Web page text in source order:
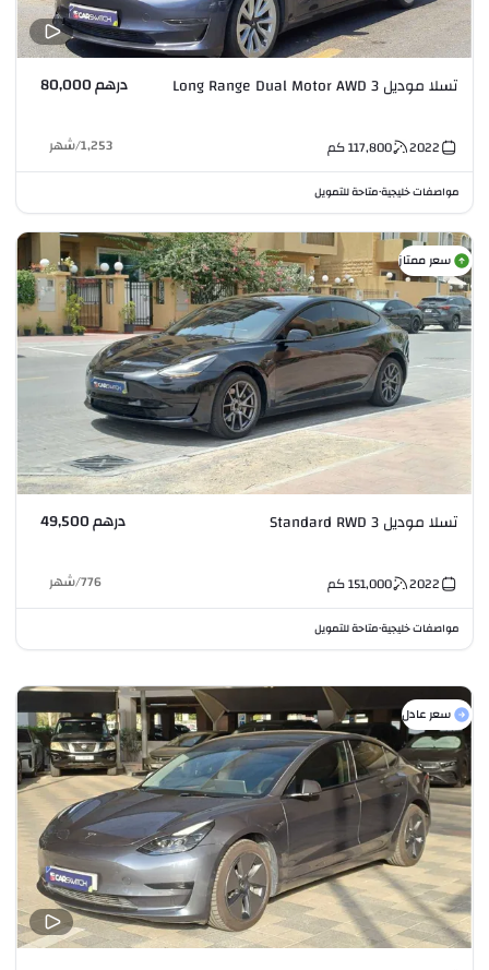
تسلا موديل 3 Long Range Dual Motor AWD درهم 80,000
2022
117,800كم 1,253
/شهر
مواصفات خليجية•متاحة للتمويل
سعر ممتاز
تسلا موديل 3 Standard RWD درهم 49,500
2022
151,000كم 776
/شهر
مواصفات خليجية•متاحة للتمويل
سعر عادل